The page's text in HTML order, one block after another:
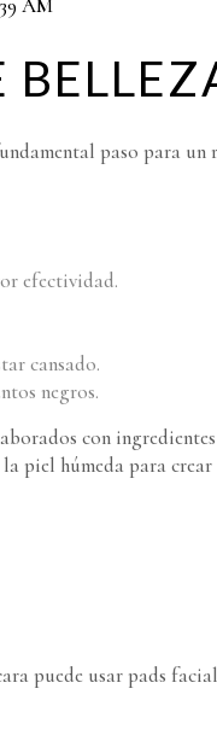
paso para
efectividad.
cansado.
negros.
con
piel húmeda para
puede usar pads